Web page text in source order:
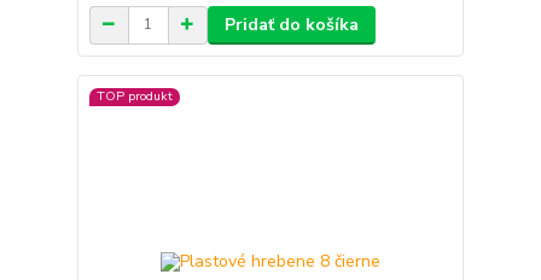
Pridať do košíka
TOP produkt